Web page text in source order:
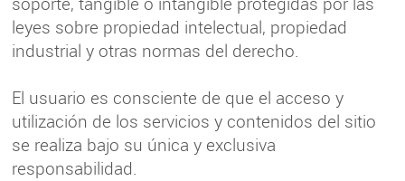
leyes sobre propiedad intelectual, propiedad
industrial y otras normas del derecho.
El usuario es consciente de que el acceso y
utilización de los servicios y contenidos del sitio
se realiza bajo su única y exclusiva
responsabilidad.